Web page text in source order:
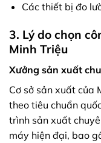
Các thiết bị đo
3. Lý do chọn
Minh Triệu
Xưởng sản xuất
Cơ sở sản xuất của
theo tiêu chuẩn
trình sản xuất
máy hiện đại, bao